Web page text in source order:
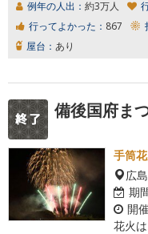
例年の人出： 約3万人
行ってよかった： 867
屋台： あり
備後国府ま
手筒
広
期
開
花火